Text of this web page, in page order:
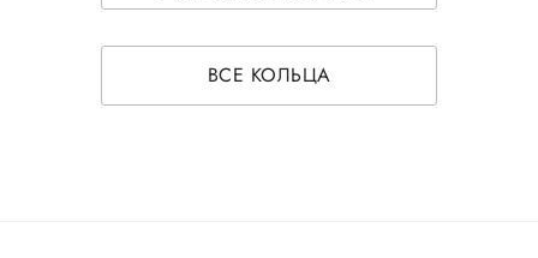
ВСЕ КОЛЬЦА